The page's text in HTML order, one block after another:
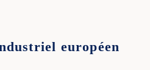
européen